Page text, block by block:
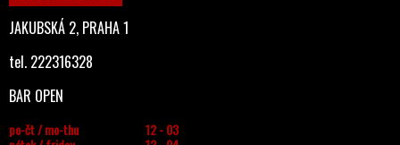
JAKUBSKÁ 2, PRAHA 1
tel. 222316328
BAR OPEN
po-čt / mo-thu
12 - 03